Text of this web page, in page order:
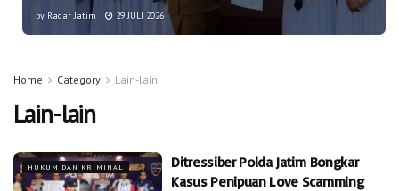
by Radar Jatim 29 JULI 2026
Home Category Lain-lain
Lain-lain
HUKUM DAN KRIMINAL
Ditressiber Polda Jatim Bongkar
Kasus Penipuan Love Scamming